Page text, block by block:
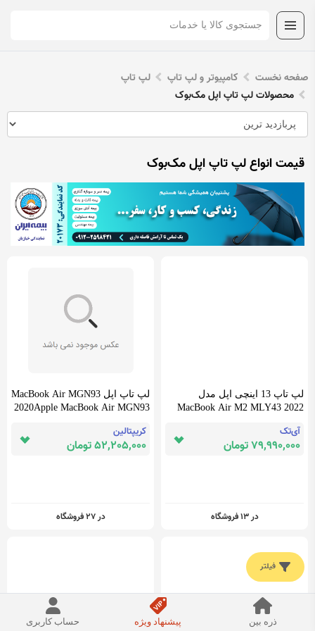
صفحه نخست کامپیوتر و لپ تاپ
لپ تاپ
محصولات لپ تاپ اپل مک‌بوک
قیمت انواع لپ تاپ اپل مک‌بوک
لپ تاپ 13 اینچی اپل مدل
MacBook Air M2 MLY43 2022
آی‌تک
79,990,000 تومان
در 13 فروشگاه
لپ تاپ اپل MacBook Air MGN93
2020Apple MacBook Air MGN93
کریپتالین
52,205,000 تومان
در 27 فروشگاه
فیلتر
ذره بین پیشنهاد ویژه حساب کاربری